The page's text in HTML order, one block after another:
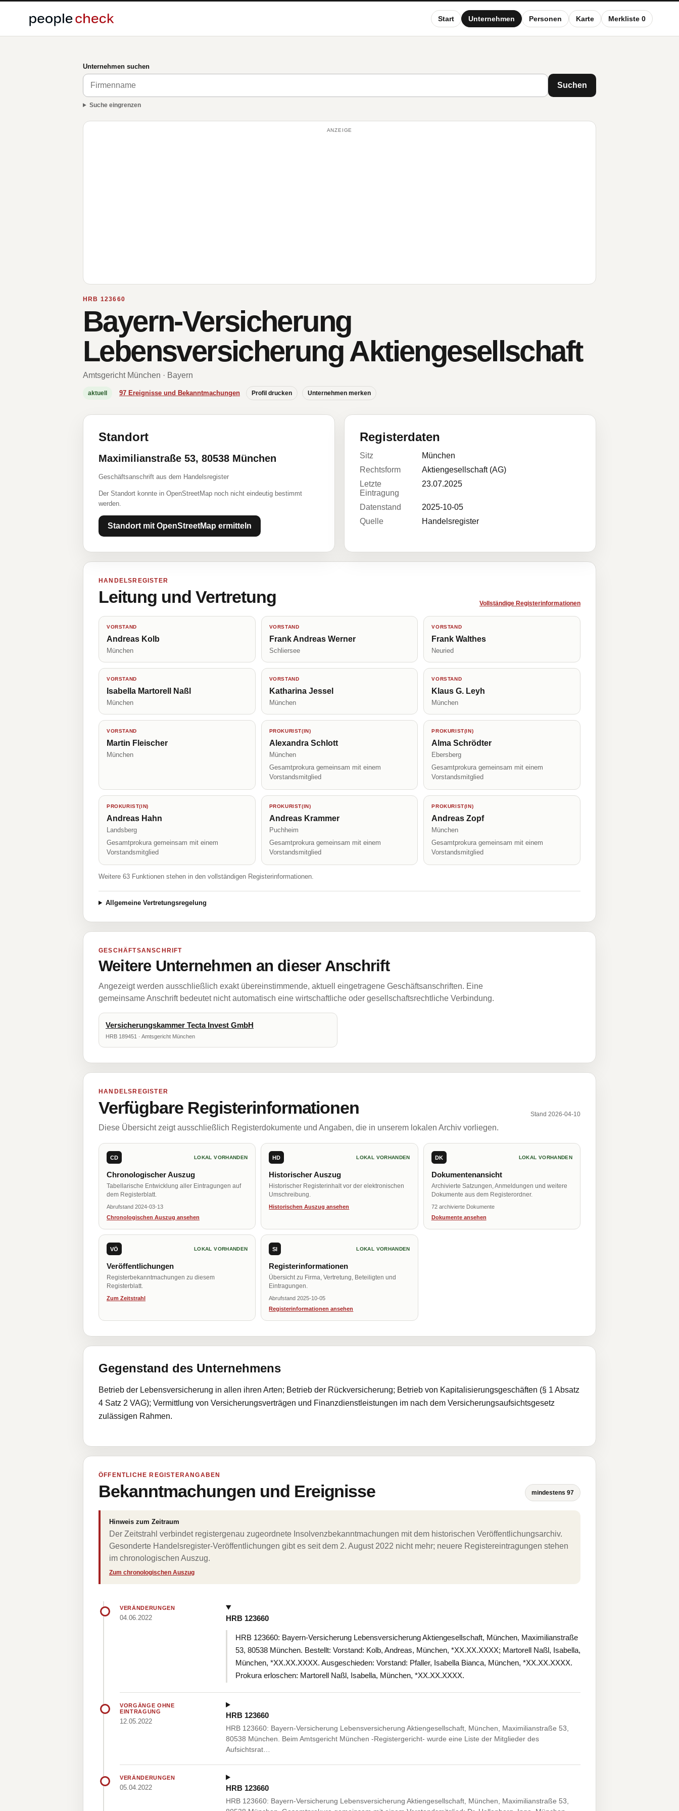
Start Unternehmen Personen Karte Merkliste 0
Unternehmen suchen
Suchen
Suche eingrenzen
ANZEIGE
HRB 123660
Bayern-Versicherung
Lebensversicherung Aktiengesellschaft
Amtsgericht München · Bayern
aktuell 97 Ereignisse und Bekanntmachungen Profil drucken Unternehmen merken
Standort
Maximilianstraße 53, 80538 München
Geschäftsanschrift aus dem Handelsregister
Der Standort konnte in OpenStreetMap noch nicht eindeutig bestimmt
werden.
Standort mit OpenStreetMap ermitteln
Registerdaten
Sitz
München
Rechtsform
Aktiengesellschaft (AG)
Letzte
Eintragung
23.07.2025
Datenstand
2025-10-05
Quelle
Handelsregister
HANDELSREGISTER
Leitung und Vertretung Vollständige Registerinformationen
VORSTAND
Andreas Kolb
München
VORSTAND
Frank Andreas Werner
Schliersee
VORSTAND
Frank Walthes
Neuried
VORSTAND
Isabella Martorell Naßl
München
VORSTAND
Katharina Jessel
München
VORSTAND
Klaus G. Leyh
München
VORSTAND
Martin Fleischer
München
PROKURIST(IN)
Alexandra Schlott
München
Gesamtprokura gemeinsam mit einem
Vorstandsmitglied
PROKURIST(IN)
Alma Schrödter
Ebersberg
Gesamtprokura gemeinsam mit einem
Vorstandsmitglied
PROKURIST(IN)
Andreas Hahn
Landsberg
Gesamtprokura gemeinsam mit einem
Vorstandsmitglied
PROKURIST(IN)
Andreas Krammer
Puchheim
Gesamtprokura gemeinsam mit einem
Vorstandsmitglied
PROKURIST(IN)
Andreas Zopf
München
Gesamtprokura gemeinsam mit einem
Vorstandsmitglied
Weitere 63 Funktionen stehen in den vollständigen Registerinformationen.
Allgemeine Vertretungsregelung
GESCHÄFTSANSCHRIFT
Weitere Unternehmen an dieser Anschrift
Angezeigt werden ausschließlich exakt übereinstimmende, aktuell eingetragene Geschäftsanschriften. Eine
gemeinsame Anschrift bedeutet nicht automatisch eine wirtschaftliche oder gesellschaftsrechtliche Verbindung.
Versicherungskammer Tecta Invest GmbH
HRB 189451 · Amtsgericht München
HANDELSREGISTER
Verfügbare Registerinformationen Stand 2026-04-10
Diese Übersicht zeigt ausschließlich Registerdokumente und Angaben, die in unserem lokalen Archiv vorliegen.
CD LOKAL VORHANDEN
Chronologischer Auszug
Tabellarische Entwicklung aller Eintragungen auf
dem Registerblatt.
Abrufstand 2024-03-13
Chronologischen Auszug ansehen
HD LOKAL VORHANDEN
Historischer Auszug
Historischer Registerinhalt vor der elektronischen
Umschreibung.
Historischen Auszug ansehen
DK LOKAL VORHANDEN
Dokumentenansicht
Archivierte Satzungen, Anmeldungen und weitere
Dokumente aus dem Registerordner.
72 archivierte Dokumente
Dokumente ansehen
VÖ LOKAL VORHANDEN
Veröffentlichungen
Registerbekanntmachungen zu diesem
Registerblatt.
Zum Zeitstrahl
SI LOKAL VORHANDEN
Registerinformationen
Übersicht zu Firma, Vertretung, Beteiligten und
Eintragungen.
Abrufstand 2025-10-05
Registerinformationen ansehen
Gegenstand des Unternehmens
Betrieb der Lebensversicherung in allen ihren Arten; Betrieb der Rückversicherung; Betrieb von Kapitalisierungsgeschäften (§ 1 Absatz
4 Satz 2 VAG); Vermittlung von Versicherungsverträgen und Finanzdienstleistungen im nach dem Versicherungsaufsichtsgesetz
zulässigen Rahmen.
ÖFFENTLICHE REGISTERANGABEN
Bekanntmachungen und Ereignisse mindestens 97
Hinweis zum Zeitraum
Der Zeitstrahl verbindet registergenau zugeordnete Insolvenzbekanntmachungen mit dem historischen Veröffentlichungsarchiv.
Gesonderte Handelsregister-Veröffentlichungen gibt es seit dem 2. August 2022 nicht mehr; neuere Registereintragungen stehen
im chronologischen Auszug.
Zum chronologischen Auszug
VERÄNDERUNGEN
04.06.2022 HRB 123660
HRB 123660: Bayern-Versicherung Lebensversicherung Aktiengesellschaft, München, Maximilianstraße
53, 80538 München. Bestellt: Vorstand: Kolb, Andreas, München, *XX.XX.XXXX; Martorell Naßl, Isabella,
München, *XX.XX.XXXX. Ausgeschieden: Vorstand: Pfaller, Isabella Bianca, München, *XX.XX.XXXX.
Prokura erloschen: Martorell Naßl, Isabella, München, *XX.XX.XXXX.
VORGÄNGE OHNE
EINTRAGUNG
12.05.2022
HRB 123660
HRB 123660: Bayern-Versicherung Lebensversicherung Aktiengesellschaft, München, Maximilianstraße 53,
80538 München. Beim Amtsgericht München -Registergericht- wurde eine Liste der Mitglieder des
Aufsichtsrat…
VERÄNDERUNGEN
05.04.2022 HRB 123660
HRB 123660: Bayern-Versicherung Lebensversicherung Aktiengesellschaft, München, Maximilianstraße 53,